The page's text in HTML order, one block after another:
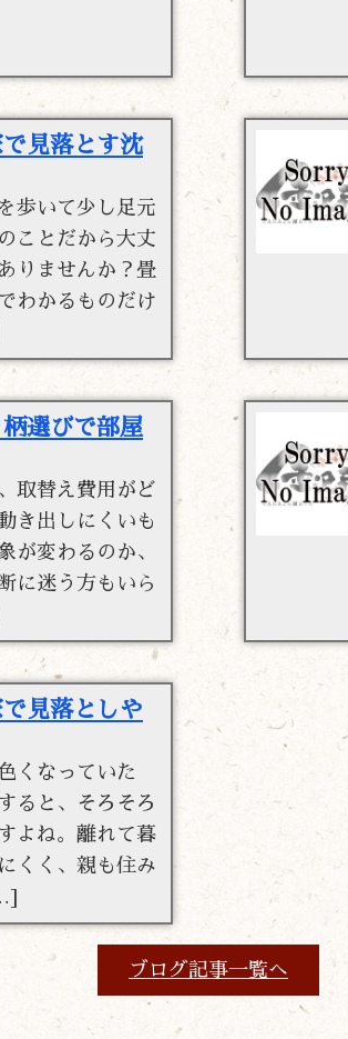
見落とす沈
歩いて少し足元
ことだから大丈
りませんか？畳
わかるものだけ
選びで部屋
取替え費用がど
き出しにくいも
が変わるのか、
に迷う方もいら
見落としや
くなっていた
ると、そろそろ
よね。離れて暮
くく、親も住み
ブログ記事一覧へ